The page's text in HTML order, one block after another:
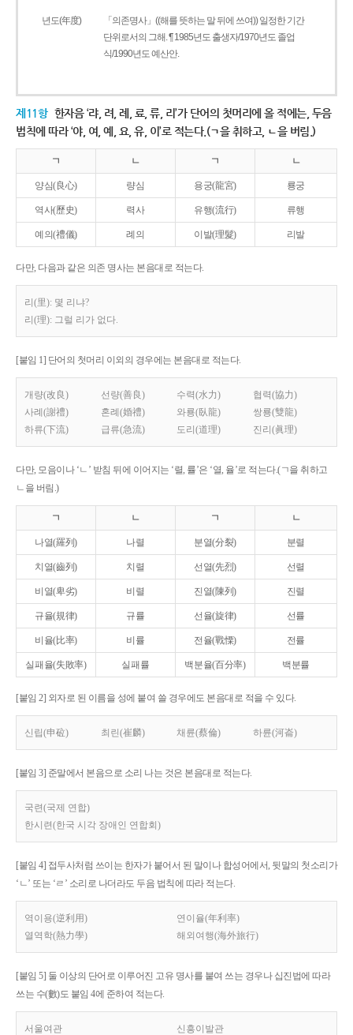
년도(年度)
「의존명사」((해를 뜻하는 말 뒤에 쓰여)) 일정한 기간
단위로서의 그해. ¶ 1985년도 출생자/1970년도 졸업
식/1990년도 예산안.
제11항 한자음 ‘랴, 려, 례, 료, 류, 리’가 단어의 첫머리에 올 적에는, 두음
법칙에 따라 ‘야, 여, 예, 요, 유, 이’로 적는다.(ㄱ을 취하고, ㄴ을 버림.)
ㄱ ㄴ ㄱ ㄴ
양심(良心) 량심 용궁(龍宮) 룡궁
역사(歷史) 력사 유행(流行) 류행
예의(禮儀) 례의 이발(理髮) 리발
다만, 다음과 같은 의존 명사는 본음대로 적는다.
리(里): 몇 리냐?
리(理): 그럴 리가 없다.
[붙임 1] 단어의 첫머리 이외의 경우에는 본음대로 적는다.
개량(改良) 선량(善良) 수력(水力)
협력(協力)
사례(謝禮)
혼례(婚禮) 와룡(臥龍)
쌍룡(雙龍)
하류(下流)
급류(急流) 도리(道理) 진리(眞理)
다만, 모음이나 ‘ㄴ’ 받침 뒤에 이어지는 ‘렬, 률’은 ‘열, 율’로 적는다.(ㄱ을 취하고
ㄴ을 버림.)
ㄱ ㄴ ㄱ ㄴ
나열(羅列) 나렬 분열(分裂) 분렬
치열(齒列) 치렬 선열(先烈) 선렬
비열(卑劣) 비렬 진열(陳列) 진렬
규율(規律) 규률 선율(旋律) 선률
비율(比率) 비률 전율(戰慄) 전률
실패율(失敗率) 실패률 백분율(百分率) 백분률
[붙임 2] 외자로 된 이름을 성에 붙여 쓸 경우에도 본음대로 적을 수 있다.
신립(申砬) 최린(崔麟) 채륜(蔡倫) 하륜(河崙)
[붙임 3] 준말에서 본음으로 소리 나는 것은 본음대로 적는다.
국련(국제 연합)
한시련(한국 시각 장애인 연합회)
[붙임 4] 접두사처럼 쓰이는 한자가 붙어서 된 말이나 합성어에서, 뒷말의 첫소리가
‘ㄴ’ 또는 ‘ㄹ’ 소리로 나더라도 두음 법칙에 따라 적는다.
역이용(逆利用)
연이율(年利率)
열역학(熱力學)
해외여행(海外旅行)
[붙임 5] 둘 이상의 단어로 이루어진 고유 명사를 붙여 쓰는 경우나 십진법에 따라
쓰는 수(數)도 붙임 4에 준하여 적는다.
서울여관 신흥이발관